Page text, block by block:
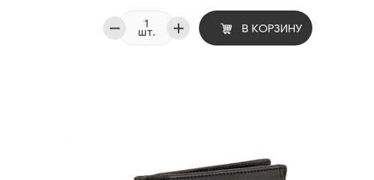
шт. В КОРЗИНУ